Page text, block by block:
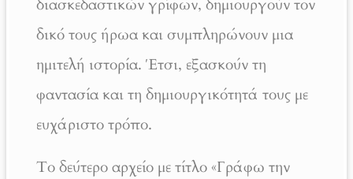
διασκεδαστικών γρίφων, δημιουργούν τον
δικό τους ήρωα και συμπληρώνουν μια
ημιτελή ιστορία. Έτσι, εξασκούν τη
φαντασία και τη δημιουργικότητά τους με
ευχάριστο τρόπο.
Το δεύτερο αρχείο με τίτλο «Γράφω την